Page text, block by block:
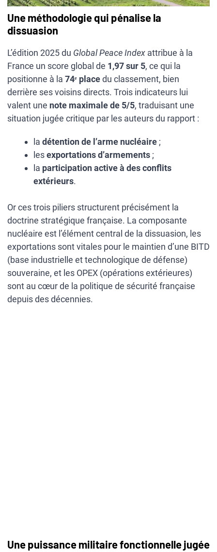
Une méthodologie qui pénalise la
dissuasion
L’édition 2025 du Global Peace Index attribue à la
France un score global de 1,97 sur 5, ce qui la
positionne à la 74ᵉ placedu classement, bien
derrière ses voisins directs. Trois indicateurs lui
valent une note maximale de 5/5, traduisant une
situation jugée critique par les auteurs du rapport :
la détention de l’arme nucléaire ;
lesexportations d’armements ;
la participation active à des conflits
extérieurs.
Or ces trois piliers structurent précisément la
doctrine stratégique française. La composante
nucléaire est l’élément central de la dissuasion, les
exportations sont vitales pour le maintien d’une BITD
(base industrielle et technologique de défense)
souveraine, et les OPEX (opérations extérieures)
sont au cœur de la politique de sécurité française
depuis des décennies.
Une puissance militaire fonctionnelle jugée